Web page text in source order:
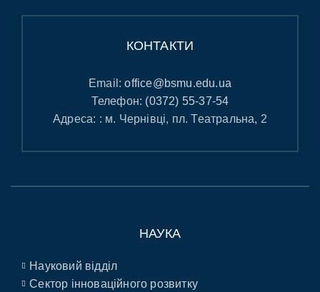
КОНТАКТИ
Email:office@bsmu.edu.ua
Телефон: (0372) 55-37-54
Адреса: : м. Чернівці, пл. Театральна, 2
НАУКА
Науковий відділ
Сектор інноваційного розвитку